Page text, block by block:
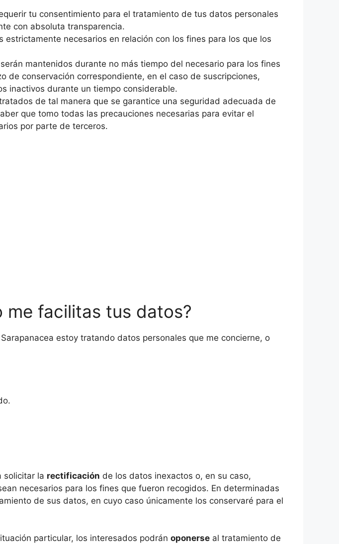
tu consentimiento para el tratamiento de tus datos personales
con absoluta transparencia.
estrictamente necesarios en relación con los fines para los que los
mantenidos durante no más tiempo del necesario para los fines
conservación correspondiente, en el caso de suscripciones,
inactivos durante un tiempo considerable.
de tal manera que se garantice una seguridad adecuada de
que tomo todas las precauciones necesarias para evitar el
por parte de terceros.
me facilitas tus datos?
estoy tratando datos personales que me concierne, o
solicitar la rectificación de los datos inexactos o, en su caso,
necesarios para los fines que fueron recogidos. En determinadas
de sus datos, en cuyo caso únicamente los conservaré para el
particular, los interesados podrán oponerse al tratamiento de